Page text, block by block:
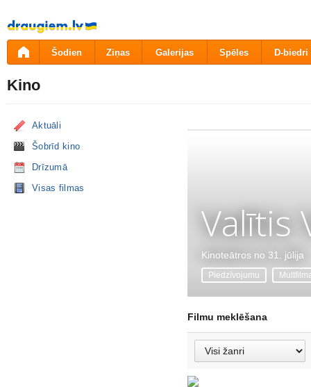
Pāriet
uz
saturu
Šodien Ziņas Galerijas Spēles D-biedri
Kino
Aktuāli
Šobrīd kino
Drīzumā
Visas filmas
Valītis
Kinoteātros no 31. jūlija
Piedzīvojumu
Filmu meklēšana